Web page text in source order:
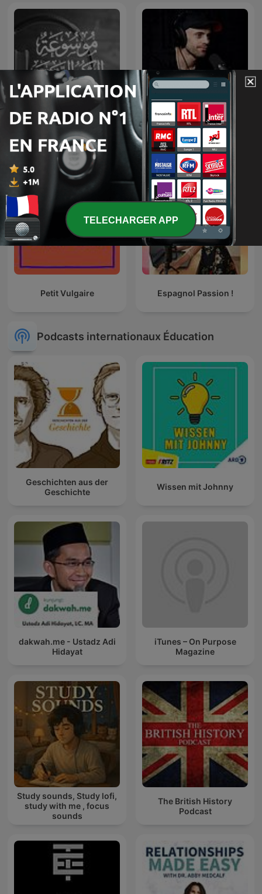
موسوعة الكتب الصوتية Przemek Górczyk Podcast
Petit Vulgaire Espagnol Passion !
Podcasts internationaux Éducation
Geschichten aus der
Geschichte
Wissen mit Johnny
dakwah.me - Ustadz Adi
Hidayat
iTunes – On Purpose
Magazine
Study sounds, Study lofi,
study with me , focus
sounds
The British History
Podcast
TELECHARGER APP